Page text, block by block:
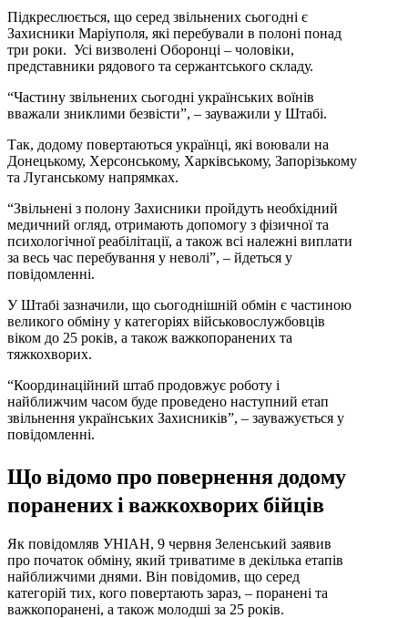
Підкреслюється, що серед звільнених сьогодні є
Захисники Маріуполя, які перебували в полоні понад
три роки. Усі визволені Оборонці – чоловіки,
представники рядового та сержантського складу.
“Частину звільнених сьогодні українських воїнів
вважали зниклими безвісти”, – зауважили у Штабі.
Так, додому повертаються українці, які воювали на
Донецькому, Херсонському, Харківському, Запорізькому
та Луганському напрямках.
“Звільнені з полону Захисники пройдуть необхідний
медичний огляд, отримають допомогу з фізичної та
психологічної реабілітації, а також всі належні виплати
за весь час перебування у неволі”, – йдеться у
повідомленні.
У Штабі зазначили, що сьогоднішній обмін є частиною
великого обміну у категоріях військовослужбовців
віком до 25 років, а також важкопоранених та
тяжкохворих.
“Координаційний штаб продовжує роботу і
найближчим часом буде проведено наступний етап
звільнення українських Захисників”, – зауважується у
повідомленні.
Що відомо про повернення додому
поранених і важкохворих бійців
Як повідомляв УНІАН, 9 червня Зеленський заявив
про початок обміну, який триватиме в декілька етапів
найближчими днями. Він повідомив, що серед
категорій тих, кого повертають зараз, – поранені та
важкопоранені, а також молодші за 25 років.